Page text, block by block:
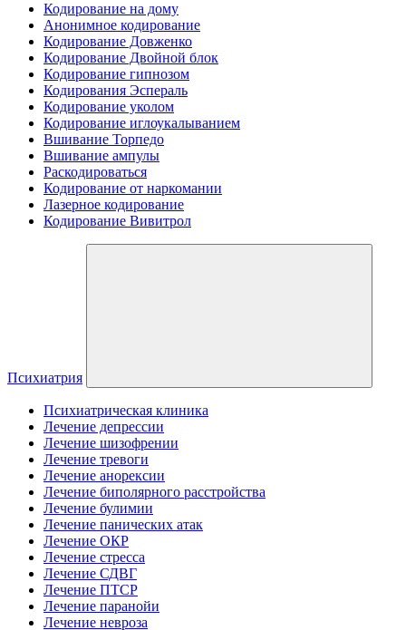
Кодирование на дому
Анонимное кодирование
Кодирование Довженко
Кодирование Двойной блок
Кодирование гипнозом
Кодирования Эспераль
Кодирование уколом
Кодирование иглоукалыванием
Вшивание Торпедо
Вшивание ампулы
Раскодироваться
Кодирование от наркомании
Лазерное кодирование
Кодирование Вивитрол
Психиатрия
Психиатрическая клиника
Лечение депрессии
Лечение шизофрении
Лечение тревоги
Лечение анорексии
Лечение биполярного расстройства
Лечение булимии
Лечение панических атак
Лечение ОКР
Лечение стресса
Лечение СДВГ
Лечение ПТСР
Лечение паранойи
Лечение невроза